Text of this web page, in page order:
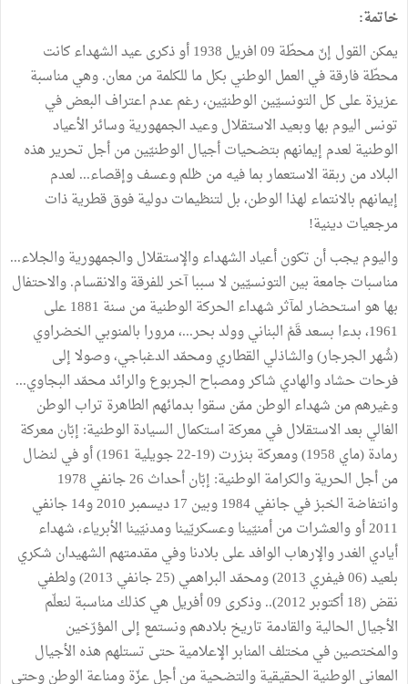
خاتمة:
يمكن القول إنّ محطّة 09 افريل 1938 أو ذكرى عيد الشهداء كانت
محطّة فارقة في العمل الوطني بكل ما للكلمة من معان. وهي مناسبة
عزيزة على كل التونسيّين الوطنيّين، رغم عدم اعتراف البعض في
تونس اليوم بها وبعيد الاستقلال وعيد الجمهورية وسائر الأعياد
الوطنية لعدم إيمانهم بتضحيات أجيال الوطنيّين من أجل تحرير هذه
البلاد من ربقة الاستعمار بما فيه من ظلم وعسف وإقصاء... لعدم
إيمانهم بالانتماء لهذا الوطن، بل لتنظيمات دولية فوق قطرية ذات
مرجعيات دينية!
واليوم يجب أن تكون أعياد الشهداء والإستقلال والجمهورية والجلاء...
مناسبات جامعة بين التونسيّين لا سببا آخر للفرقة والانقسام. والاحتفال
بها هو استحضار لمآثر شهداء الحركة الوطنية من سنة 1881 على
1961، بدءا بسعد قَمْ البناني وولد بحر...، مرورا بالمنوبي الخضراوي
(شُهر الجرجار) والشاذلي القطاري ومحمّد الدغباجي، وصولا إلى
فرحات حشاد والهادي شاكر ومصباح الجربوع والرائد محمّد البجاوي...
وغيرهم من شهداء الوطن ممّن سقوا بدمائهم الطاهرة تراب الوطن
الغالي بعد الاستقلال في معركة استكمال السيادة الوطنية: إبّان معركة
رمادة (ماي 1958) ومعركة بنزرت (19-22 جويلية 1961) أو في لنضال
من أجل الحرية والكرامة الوطنية: إبّان أحداث 26 جانفي 1978
وانتفاضة الخبز في جانفي 1984 وبين 17 ديسمبر 2010 و14 جانفي
2011 أو والعشرات من أمنيّينا وعسكريّينا ومدنيّينا الأبرياء، شهداء
أيادي الغدر والإرهاب الوافد على بلادنا وفي مقدمتهم الشهيدان شكري
بلعيد (06 فيفري 2013) ومحمّد البراهمي (25 جانفي 2013) ولطفي
نقض (18 أكتوبر 2012).. وذكرى 09 أفريل هي كذلك مناسبة لنعلّم
الأجيال الحالية والقادمة تاريخ بلادهم ونستمع إلى المؤرّخين
والمختصين في مختلف المنابر الإعلامية حتى تستلهم هذه الأجيال
المعاني الوطنية الحقيقية والتضحية من أجل عزّة ومناعة الوطن وحتى